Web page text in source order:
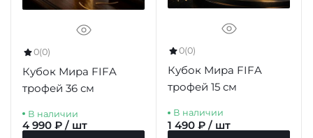
0(0)
Кубок Мира FIFA
трофей 36 см
В наличии
4 990 ₽ / шт
0(0)
Кубок Мира FIFA
трофей 15 см
В наличии
1 490 ₽ / шт